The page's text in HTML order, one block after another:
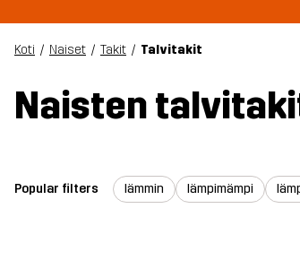
Koti Naiset Takit Talvitakit
Naisten
Popular filters lämmin lämpimämpi